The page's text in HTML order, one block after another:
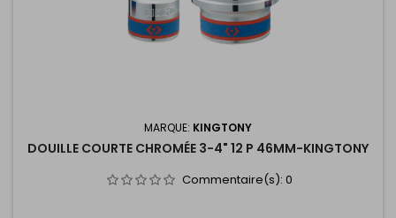
MARQUE: KINGTONY
DOUILLE COURTE CHROMÉE 3-4" 12 P 46MM-KINGTONY
Commentaire(s): 0